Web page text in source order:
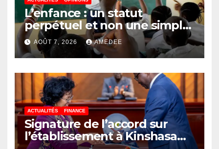
L’enfance : un statut
perpétuel et non une simple
étape de la vie
AOÛT 7, 2026 AMEDEE
ACTUALITÉS FINANCE
Signature de l’accord sur
l’établissement à Kinshasa